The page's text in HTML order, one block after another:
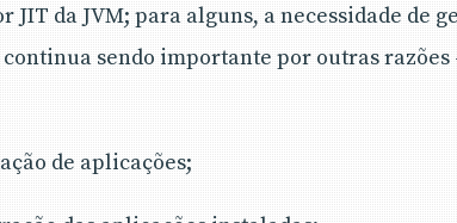
da JVM; para alguns, a necessidade de
sendo importante por outras razões
de aplicações;